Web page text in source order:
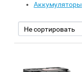
Аккумуляторы
Не сортировать